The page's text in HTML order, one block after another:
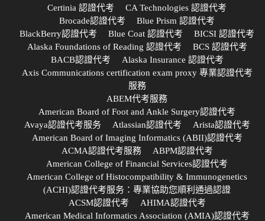
Certinia 認證代考
CA Technologies 認證代考
Brocade認證代考
Blue Prism 認證代考
BlackBerry認證代考
Blue Coat 認證代考
BICSI 認證代考
Alaska Foundations of Reading 認證代考
BCS 認證代考
BACB認證代考
Alaska Insurance 認證代考
Axis Communications certification exam proxy 專業認證代考
服務
ABEM代考服務
American Board of Foot and Ankle Surgery認證代考
Avaya認證代考服务
Atlassian認證代考
Arista認證代考
American Board of Imaging Informatics (ABII)認證代考
ACMA認證代考服務
ABPM認證代考
American College of Financial Services認證代考
American College of Histocompatibility & Immunogenetics
(ACHI)認證代考服务：專業協助您順利通過認證
ACSM認證代考
AHIMA認證代考
American Medical Informatics Association (AMIA)認證代考